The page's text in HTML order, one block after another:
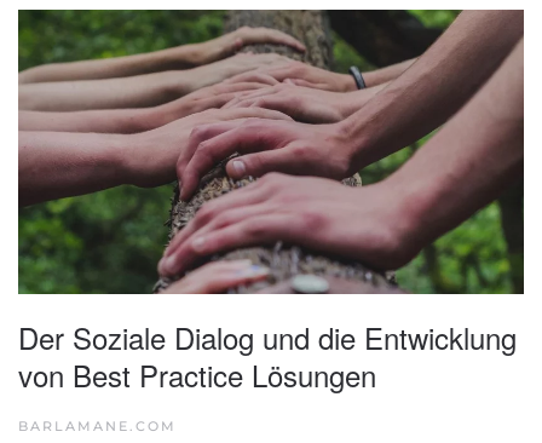
Der Soziale Dialog und die Entwicklung
von Best Practice Lösungen
BARLAMANE.COM